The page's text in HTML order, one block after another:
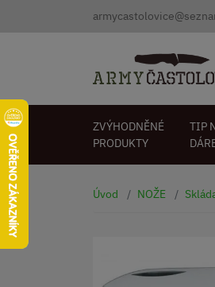
ZVÝHODNĚNÉ
PRODUKTY
TIP
Úvod NOŽE